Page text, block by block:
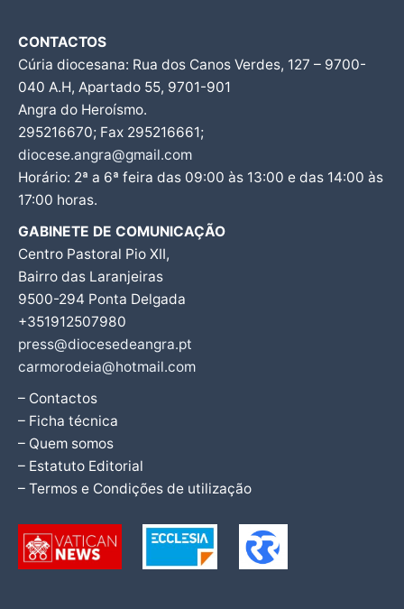
CONTACTOS
Cúria diocesana: Rua dos Canos Verdes, 127 – 9700-
040 A.H, Apartado 55, 9701-901
Angra do Heroísmo.
295216670; Fax 295216661;
diocese.angra@gmail.com
Horário: 2ª a 6ª feira das 09:00 às 13:00 e das 14:00 às
17:00 horas.
GABINETE DE COMUNICAÇÃO
Centro Pastoral Pio XII,
Bairro das Laranjeiras
9500-294 Ponta Delgada
+351912507980
press@diocesedeangra.pt
carmorodeia@hotmail.com
– Contactos
– Ficha técnica
– Quem somos
– Estatuto Editorial
– Termos e Condições de utilização